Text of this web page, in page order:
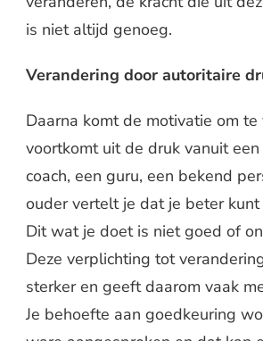
is niet altijd genoeg.
Verandering door autoritaire
Daarna komt de motivatie om
voortkomt uit de druk vanuit
coach, een guru, een bekend
ouder vertelt je dat je beter kunt
Dit wat je doet is niet goed of
Deze verplichting tot
sterker en geeft daarom vaak
Je behoefte aan goedkeuring